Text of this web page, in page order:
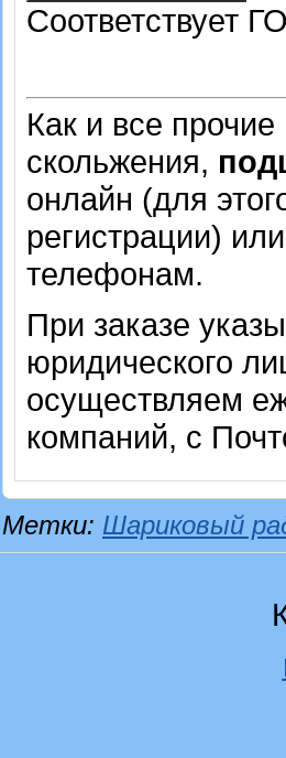
Соответствует
Как и все
скольжения,
онлайн (для
регистрации)
телефонам.
При заказе
юридического
осуществляем
компаний, с
Метки: Шариковый